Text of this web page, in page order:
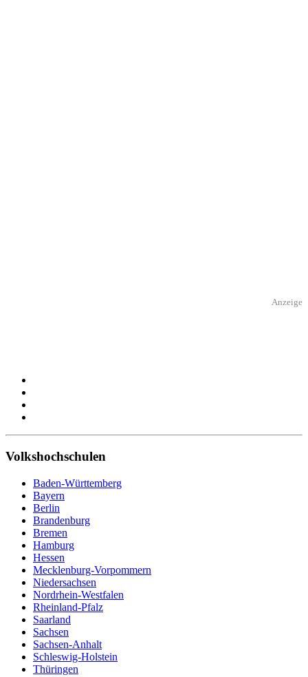
Anzeige
Volkshochschulen
Baden-Württemberg
Bayern
Berlin
Brandenburg
Bremen
Hamburg
Hessen
Mecklenburg-Vorpommern
Niedersachsen
Nordrhein-Westfalen
Rheinland-Pfalz
Saarland
Sachsen
Sachsen-Anhalt
Schleswig-Holstein
Thüringen